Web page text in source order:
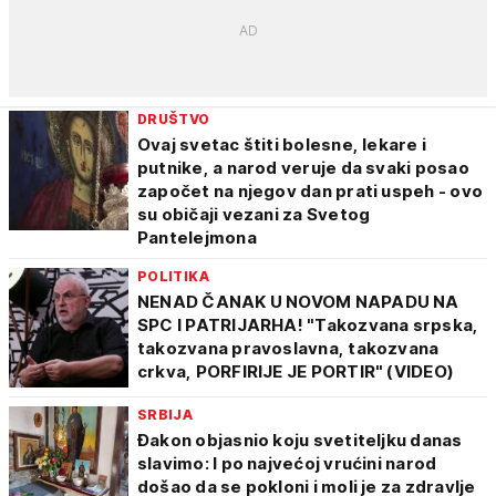
DRUŠTVO
Ovaj svetac štiti bolesne, lekare i
putnike, a narod veruje da svaki posao
započet na njegov dan prati uspeh - ovo
su običaji vezani za Svetog
Pantelejmona
POLITIKA
NENAD ČANAK U NOVOM NAPADU NA
SPC I PATRIJARHA! "Takozvana srpska,
takozvana pravoslavna, takozvana
crkva, PORFIRIJE JE PORTIR" (VIDEO)
SRBIJA
Đakon objasnio koju svetiteljku danas
slavimo: I po najvećoj vrućini narod
došao da se pokloni i moli je za zdravlje